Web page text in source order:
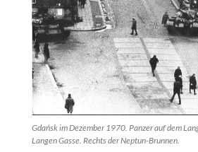
Gdańsk im Dezember 1970. Panzer auf dem
Langen Gasse. Rechts der Neptun-Brunnen.